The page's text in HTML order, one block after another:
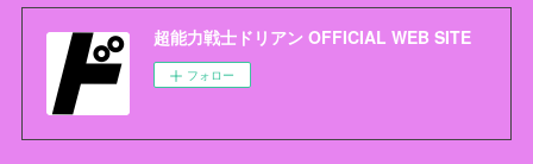
超能力戦士ドリアン OFFICIAL WEB SITE
フォロー